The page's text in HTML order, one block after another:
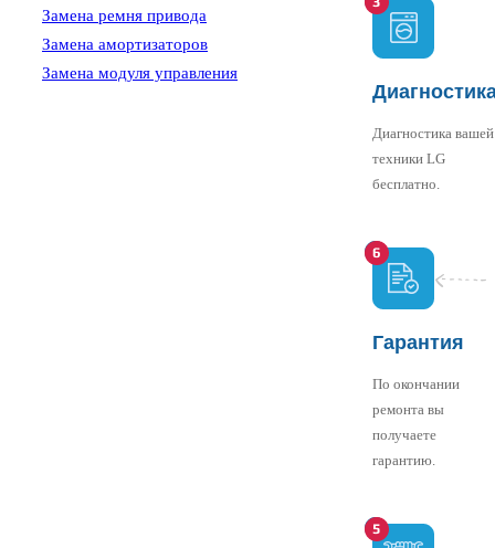
Замена ремня привода
Замена амортизаторов
Замена модуля управления
Диагностика вашей
техники LG
бесплатно.
Гарантия
По окончании
ремонта вы
получаете
гарантию.